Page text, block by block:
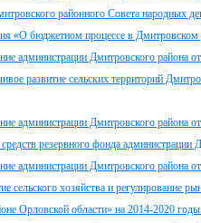
районного Совета народных
«О бюджетном процессе в Дмитровском
администрации Дмитровского района
развитие сельских территорий
администрации Дмитровского района
резервного фонда администрации
администрации Дмитровского района
сельского хозяйства и регулирование
Орловской области» на 2014-2020